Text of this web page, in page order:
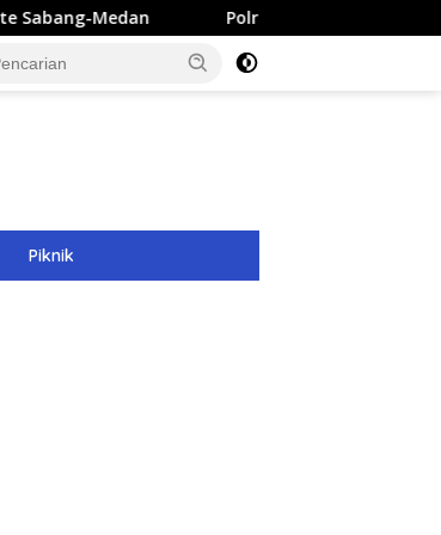
Polri Bangun 40 Titik Sumur Bor untuk
Piknik